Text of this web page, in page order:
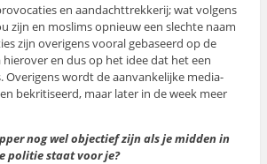
en aandachttrekkerij; wat volgens
zijn en moslims opnieuw een slechte naam
zijn overigens vooral gebaseerd op de
en dus op het idee dat het een
Overigens wordt de aanvankelijke media-
bekritiseerd, maar later in de week meer
nog wel objectief zijn als je midden in
politie staat voor je?